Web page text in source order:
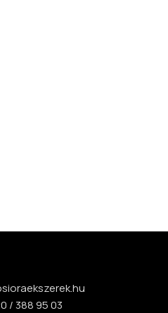
/ 388 95 03